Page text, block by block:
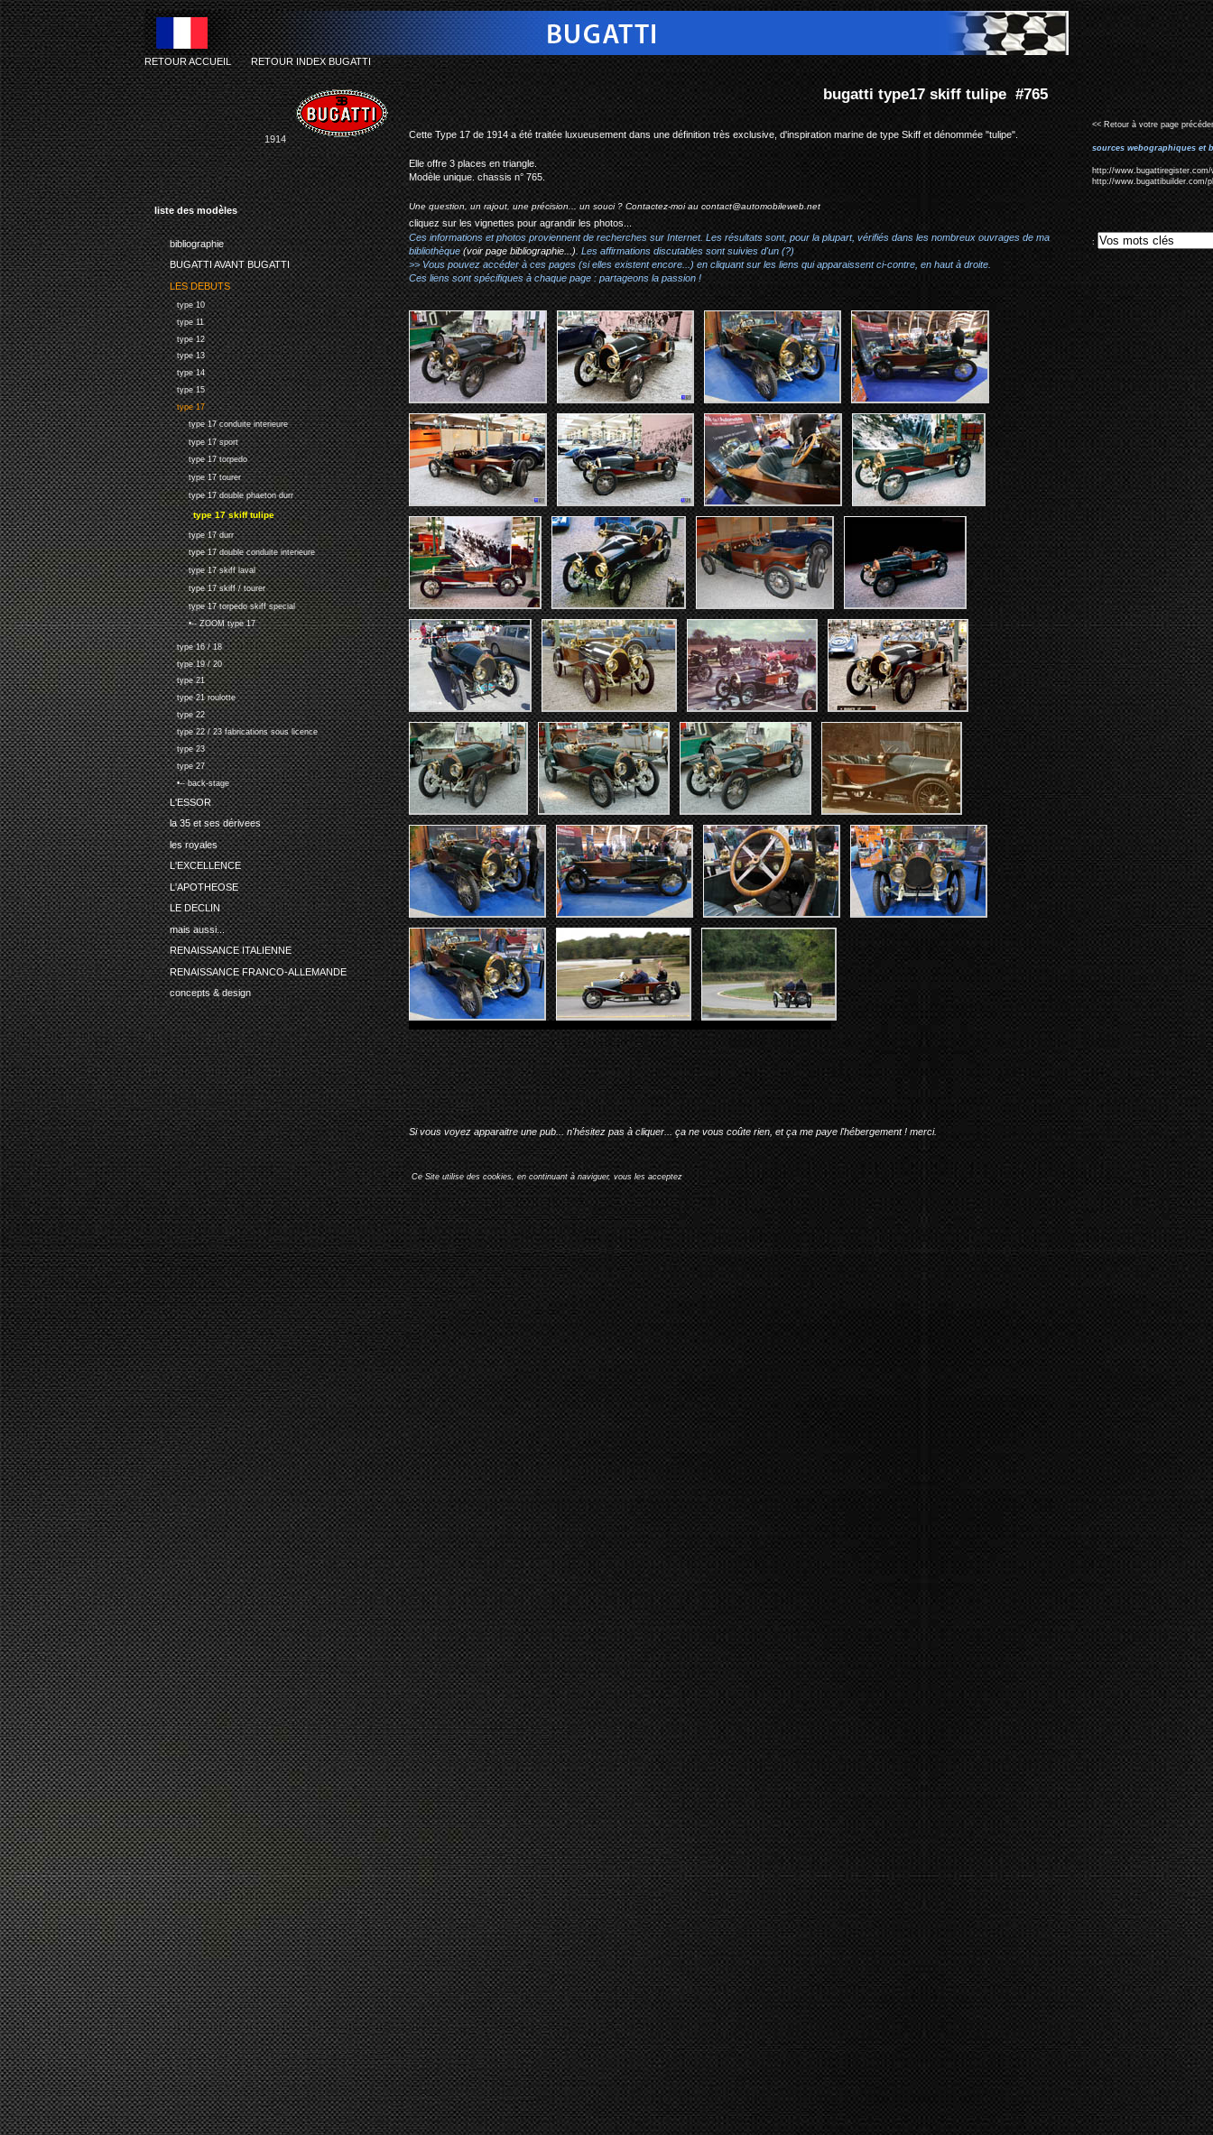
liste des modèles
bibliographie
BUGATTI AVANT BUGATTI
LES DEBUTS
type 10
type 11
type 12
type 13
type 14
type 15
type 17
type 17 conduite interieure
type 17 sport
type 17 torpedo
type 17 tourer
type 17 double phaeton durr
type 17 skiff tulipe
type 17 durr
type 17 double conduite interieure
type 17 skiff laval
type 17 skiff / tourer
type 17 torpedo skiff special
•-- ZOOM type 17
type 16 / 18
type 19 / 20
type 21
type 21 roulotte
type 22
type 22 / 23 fabrications sous licence
type 23
type 27
•-- back-stage
L'ESSOR
la 35 et ses dérivees
les royales
L'EXCELLENCE
L'APOTHEOSE
LE DECLIN
mais aussi...
RENAISSANCE ITALIENNE
RENAISSANCE FRANCO-ALLEMANDE
concepts & design
bugatti type17 skiff tulipe #765
RETOUR ACCUEIL-RETOUR INDEX BUGATTI
1914 Cette Type 17 de 1914 a été traitée luxueusement dans une définition très exclusive, d'inspiration marine de type Skiff et dénommée "tulipe".
Elle offre 3 places en triangle.
Modèle unique. chassis n° 765.
Une question, un rajout, une précision... un souci ? Contactez-moi au contact@automobileweb.net
cliquez sur les vignettes pour agrandir les photos...
Ces informations et photos proviennent de recherches sur Internet. Les résultats sont, pour la plupart, vérifiés dans les nombreux ouvrages de ma
bibliothèque(voir page bibliographie...). Les affirmations discutables sont suivies d'un (?)
>> Vous pouvez accéder à ces pages (si elles existent encore...) en cliquant sur les liens qui apparaissent ci-contre, en haut à droite.
Ces liens sont spécifiques à chaque page : partageons la passion !
Si vous voyez apparaitre une pub... n'hésitez pas à cliquer... ça ne vous coûte rien, et ça me paye l'hébergement ! merci.
Ce Site utilise des cookies, en continuant à naviguer, vous les acceptez
<< Retour à votre page
sources webographiques et
http://
http://www.bugattibuilder.com/
: